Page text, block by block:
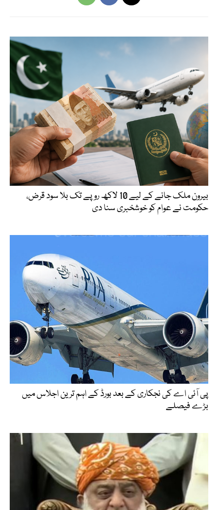
بیرون ملک جانے کے لیے 10 لاکھ روپے تک بلا سود قرض،
حکومت نے عوام کو خوشخبری سنا دی
پی آئی اے کی نجکاری کے بعد بورڈ کے اہم ترین اجلاس میں
بڑے فیصلے